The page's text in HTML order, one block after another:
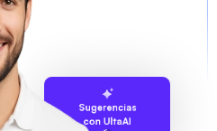
Sugerencias
con UltaAI